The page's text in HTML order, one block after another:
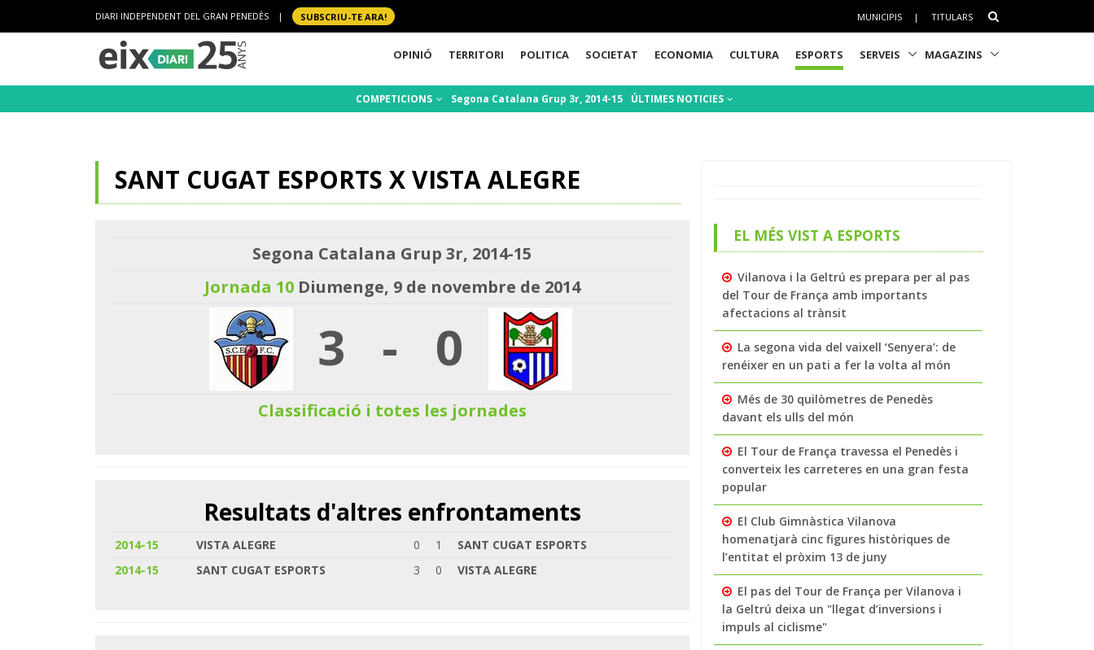
DIARI INDEPENDENT DEL GRAN PENEDÈS | SUBSCRIU-TE ARA! MUNICIPIS | TITULARS
OPINIÓ TERRITORI POLITICA SOCIETAT ECONOMIA CULTURA ESPORTS SERVEIS MAGAZINS
COMPETICIONS Segona Catalana Grup 3r, 2014-15 ÚLTIMES NOTICIES
SANT CUGAT ESPORTS X VISTA ALEGRE
Segona Catalana Grup 3r, 2014-15
Jornada 10Diumenge, 9 de novembre de 2014
3 - 0
Classificació i totes les jornades
Resultats d'altres enfrontaments
2014-15 VISTA ALEGRE 0 1
SANT CUGAT ESPORTS
2014-15
SANT CUGAT ESPORTS 3 0 VISTA ALEGRE
EL MÉS VIST A ESPORTS
Vilanova i la Geltrú es prepara per al pas
del Tour de França amb importants
afectacions al trànsit
La segona vida del vaixell ‘Senyera’: de
renéixer en un pati a fer la volta al món
Més de 30 quilòmetres de Penedès
davant els ulls del món
El Tour de França travessa el Penedès i
converteix les carreteres en una gran festa
popular
El Club Gimnàstica Vilanova
homenatjarà cinc figures històriques de
l’entitat el pròxim 13 de juny
El pas del Tour de França per Vilanova i
la Geltrú deixa un "llegat d’inversions i
impuls al ciclisme"